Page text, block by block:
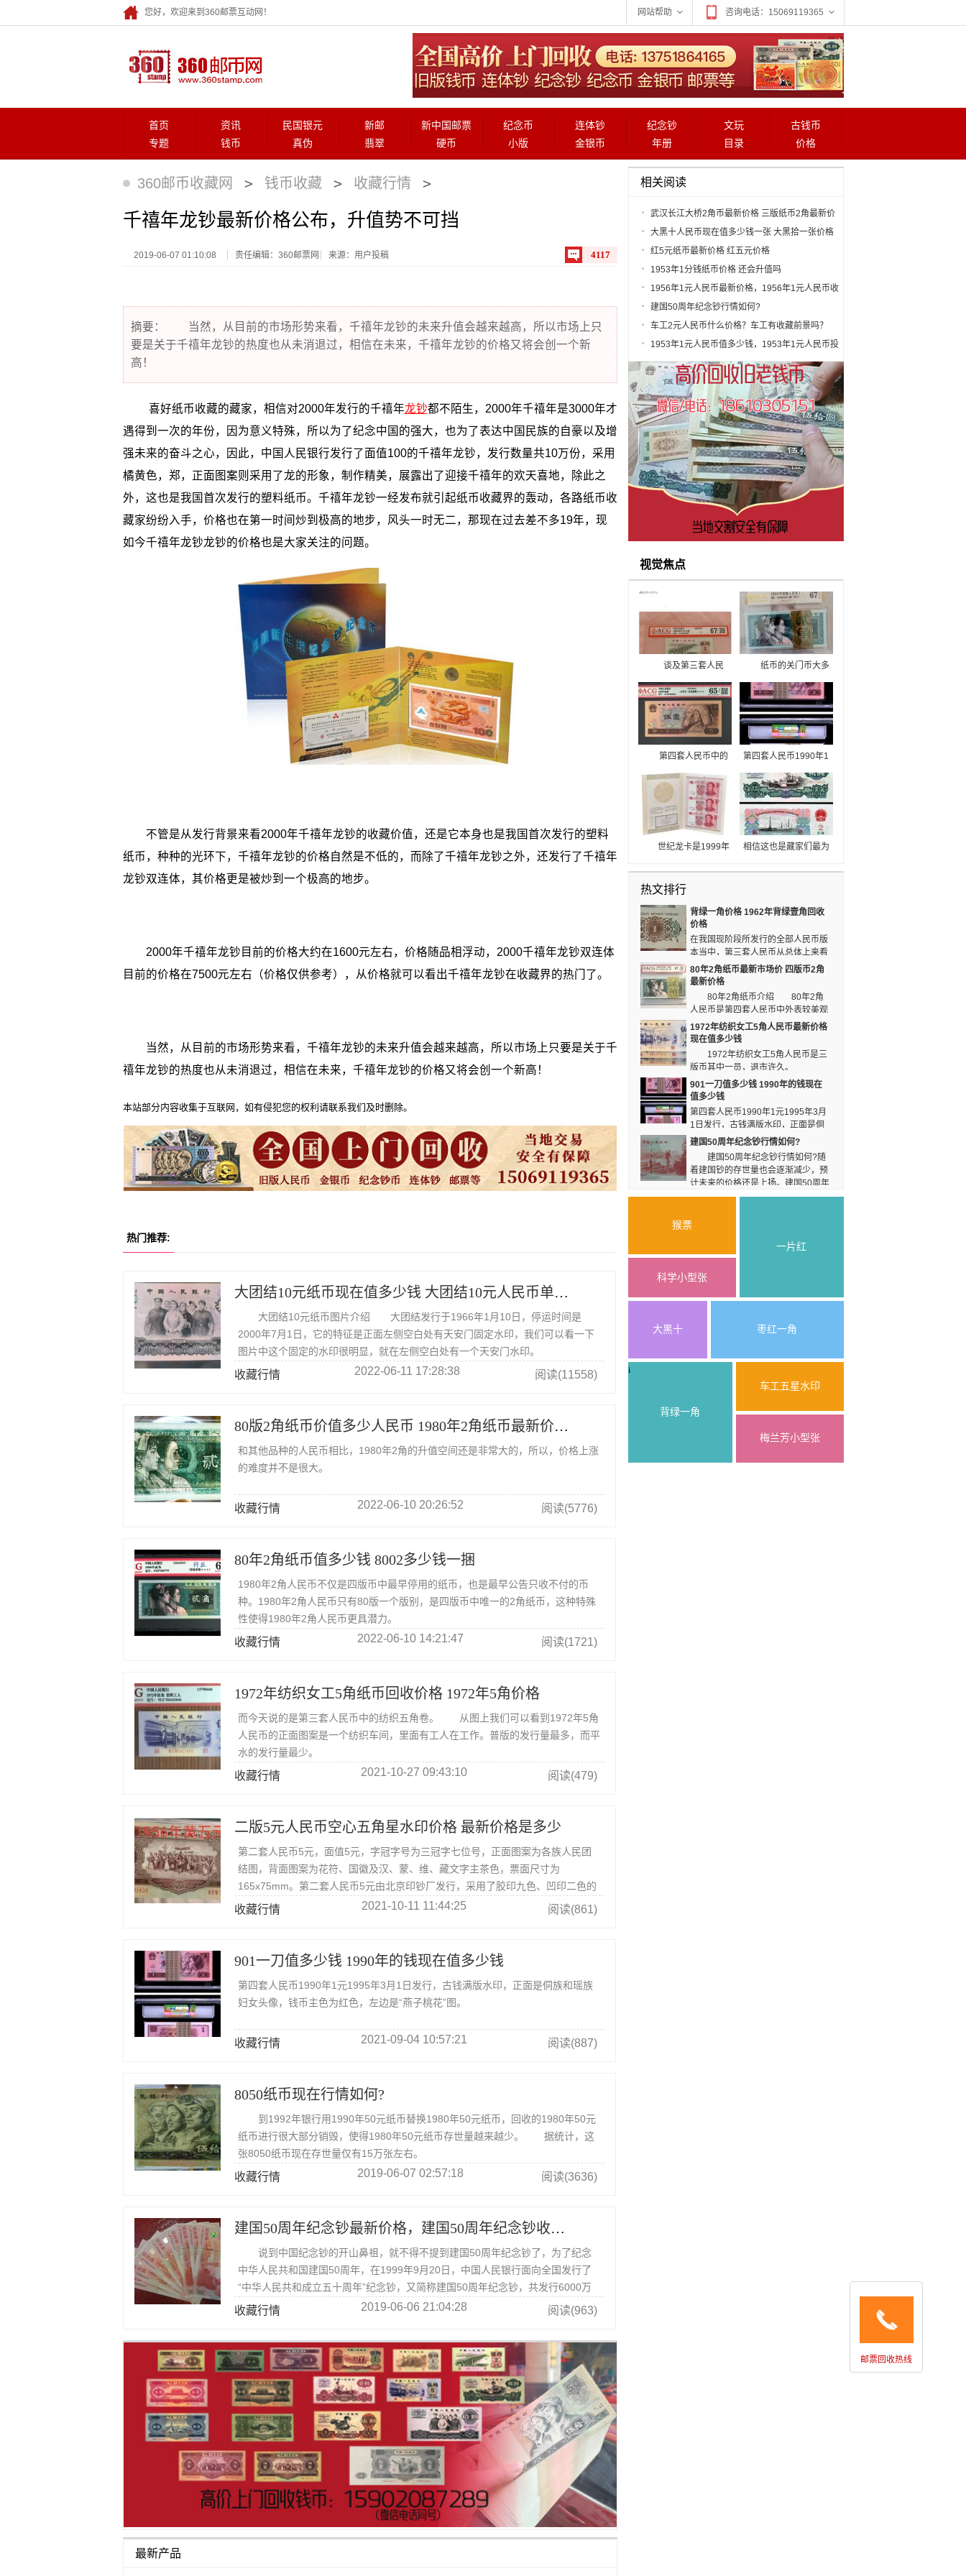
您好，欢迎来到360邮票互动网！ 网站帮助 咨询电话：15069119365
首页 资讯 民国银元 新邮 新中国邮票 纪念币 连体钞 纪念钞 文玩
古钱币
专题
钱币 真伪 翡翠 硬币 小版 金银币 年册 目录 价格
360邮币收藏网 > 钱币收藏 > 收藏行情 >
千禧年龙钞最新价格公布，升值势不可挡
2019-06-07 01:10:08 责任编辑：360邮票网 来源：用户投稿 4117
摘要： 当然，从目前的市场形势来看，千禧年龙钞的未来升值会越来越高，所以市场上只
要是关于千禧年龙钞的热度也从未消退过，相信在未来，千禧年龙钞的价格又将会创一个新
高！
喜好纸币收藏的藏家，相信对2000年发行的千禧年龙钞都不陌生，2000年千禧年是3000年才
遇得到一次的年份，因为意义特殊，所以为了纪念中国的强大，也为了表达中国民族的自豪以及增
强未来的奋斗之心，因此，中国人民银行发行了面值100的千禧年龙钞，发行数量共10万份，采用
橘黄色，郑，正面图案则采用了龙的形象，制作精美，展露出了迎接千禧年的欢天喜地，除此之
外，这也是我国首次发行的塑料纸币。千禧年龙钞一经发布就引起纸币收藏界的轰动，各路纸币收
藏家纷纷入手，价格也在第一时间炒到极高的地步，风头一时无二，那现在过去差不多19年，现
如今千禧年龙钞龙钞的价格也是大家关注的问题。
不管是从发行背景来看2000年千禧年龙钞的收藏价值，还是它本身也是我国首次发行的塑料
纸币，种种的光环下，千禧年龙钞的价格自然是不低的，而除了千禧年龙钞之外，还发行了千禧年
龙钞双连体，其价格更是被炒到一个极高的地步。
2000年千禧年龙钞目前的价格大约在1600元左右，价格随品相浮动，2000千禧年龙钞双连体
目前的价格在7500元左右（价格仅供参考），从价格就可以看出千禧年龙钞在收藏界的热门了。
当然，从目前的市场形势来看，千禧年龙钞的未来升值会越来越高，所以市场上只要是关于千
禧年龙钞的热度也从未消退过，相信在未来，千禧年龙钞的价格又将会创一个新高！
本站部分内容收集于互联网，如有侵犯您的权利请联系我们及时删除。
热门推荐:
大团结10元纸币现在值多少钱 大团结10元人民币单张价格表
大团结10元纸币图片介绍 大团结发行于1966年1月10日，停运时间是
2000年7月1日，它的特征是正面左侧空白处有天安门固定水印，我们可以看一下
图片中这个固定的水印很明显，就在左侧空白处有一个天安门水印。
收藏行情 2022-06-11 17:28:38 阅读(11558)
80版2角纸币价值多少人民币 1980年2角纸币最新价格多少
和其他品种的人民币相比，1980年2角的升值空间还是非常大的，所以，价格上涨
的难度并不是很大。
收藏行情 2022-06-10 20:26:52 阅读(5776)
80年2角纸币值多少钱 8002多少钱一捆
1980年2角人民币不仅是四版币中最早停用的纸币，也是最早公告只收不付的币
种。1980年2角人民币只有80版一个版别，是四版币中唯一的2角纸币，这种特殊
性使得1980年2角人民币更具潜力。
收藏行情 2022-06-10 14:21:47 阅读(1721)
1972年纺织女工5角纸币回收价格 1972年5角价格
而今天说的是第三套人民币中的纺织五角卷。 从图上我们可以看到1972年5角
人民币的正面图案是一个纺织车间，里面有工人在工作。普版的发行量最多，而平
水的发行量最少。
收藏行情 2021-10-27 09:43:10 阅读(479)
二版5元人民币空心五角星水印价格 最新价格是多少
第二套人民币5元，面值5元，字冠字号为三冠字七位号，正面图案为各族人民团
结图，背面图案为花符、国徽及汉、蒙、维、藏文字主茶色，票面尺寸为
165x75mm。第二套人民币5元由北京印钞厂发行，采用了胶印九色、凹印二色的
印刷工艺。
收藏行情 2021-10-11 11:44:25 阅读(861)
901一刀值多少钱 1990年的钱现在值多少钱
第四套人民币1990年1元1995年3月1日发行，古钱满版水印，正面是侗族和瑶族
妇女头像，钱币主色为红色，左边是“燕子桃花”图。
收藏行情 2021-09-04 10:57:21 阅读(887)
8050纸币现在行情如何?
到1992年银行用1990年50元纸币替换1980年50元纸币，回收的1980年50元
纸币进行很大部分销毁，使得1980年50元纸币存世量越来越少。 据统计，这
张8050纸币现在存世量仅有15万张左右。
收藏行情 2019-06-07 02:57:18 阅读(3636)
建国50周年纪念钞最新价格，建国50周年纪念钞收藏价值
说到中国纪念钞的开山鼻祖，就不得不提到建国50周年纪念钞了，为了纪念
中华人民共和国建国50周年，在1999年9月20日，中国人民银行面向全国发行了
“中华人民共和成立五十周年”纪念钞，又简称建国50周年纪念钞，共发行6000万
套。
收藏行情 2019-06-06 21:04:28 阅读(963)
最新产品
相关阅读
武汉长江大桥2角币最新价格 三版纸币2角最新价
格
大黑十人民币现在值多少钱一张 大黑拾一张价格
红5元纸币最新价格 红五元价格
1953年1分钱纸币价格 还会升值吗
1956年1元人民币最新价格，1956年1元人民币收
藏价值
建国50周年纪念钞行情如何?
车工2元人民币什么价格？车工有收藏前景吗？
1953年1元人民币值多少钱，1953年1元人民币投
资前景
视觉焦点
谈及第三套人民
币，大部分人想的起应
该是币王背绿水印一角
纸币，但今天重点是来
讲解下长江大桥2角纸
币。目前整刀的平版2
角市价在上千元，值得
版2角市价要比二罗马
的高一些，但差距并不
大。
纸币的关门币大多
数时候都是备受关注
的，像是四版币中的80
版2角纸币，第五套人
民币中是不再出现2角
面值的纸币了，加上
8002纸币是四版币中最
早公告只收不付的币
种。
第四套人民币中的
一个品种，也即是1980
年5元人民币，因为只
有一个版别的原因，消
耗量较大，所以它的存
世量也在不断地减少，
这也可以看出1980年5
出流通市场的第四版币
价值不断提高。
第四套人民币1990年1
元1995年3月1日发行，
古钱满版水印，正面是
侗族和瑶族妇女头像，
钱币主色为红色，左边
是“燕子桃花”图。
世纪龙卡是1999年
发行的100元三连体纪
念钞，也是目前第五套
人民币唯一的连体钞，
它发行了20万册，面值
为300元。这套100元三
连体纪念钞本身的意义
是比较特殊的，它在
1999年发行，这一年正
好是千禧年的开始，所
以就被称作是“世纪龙
卡”。
相信这也是藏家们最为
么1960年2元人民币的
不外乎是现在的2元纸
币越来越少，甚至于第
四套人民币之后就再也
没有2元纸币了。
热文排行
背绿一角价格 1962年背绿壹角回收
价格
在我国现阶段所发行的全部人民币版
本当中，第三套人民币从总体上来看
要比其他版本的人民币具有更好的价格上涨空间。
比如第三套人民币背绿一角，这个背绿一角无论是
价格还是价值，都一直都保持一个比较好的上涨态
势。
80年2角纸币最新市场价 四版币2角
最新价格
80年2角纸币介绍 80年2角
人民币是第四套人民币中外表较美观
的币种之一。据悉，普通的80年2角人民币成捆的
全新品在几元左右一张，特色品种价格当然会贵一
点。
1972年纺织女工5角人民币最新价格
现在值多少钱
1972年纺织女工5角人民币是三
版币其中一员，退市许久。
1972年纺织女工5角人民币最新价格 其中平板
水印五角，是1972年5角过渡期的一种产物，发行
量较小，发行时间较短，比较珍稀。
901一刀值多少钱 1990年的钱现在
值多少钱
第四套人民币1990年1元1995年3月
1日发行，古钱满版水印，正面是侗
族和瑶族妇女头像，钱币主色为红色，左边是“燕
子桃花”图。
建国50周年纪念钞行情如何?
建国50周年纪念钞行情如何?随
着建国钞的存世量也会逐渐减少，预
计未来的价格还是上扬。建国50周年
纪念钞经过在建国70周年的这一历史节点，价格
猴票
一片红
科学小型张
大黑十 枣红一角
i
背绿一角
车工五星水印
梅兰芳小型张
邮票回收热线